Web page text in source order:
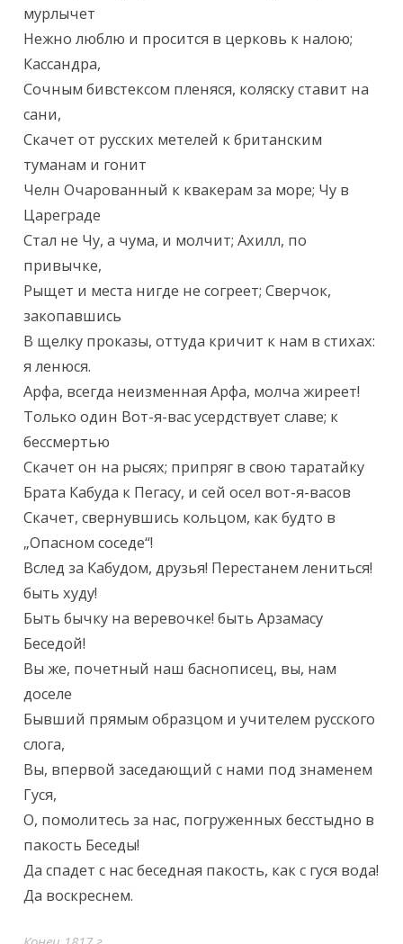
мурлычет
Нежно люблю и просится в церковь к налою;
Кассандра,
Сочным бивстексом пленяся, коляску ставит на
сани,
Скачет от русских метелей к британским
туманам и гонит
Челн Очарованный к квакерам за море; Чу в
Цареграде
Стал не Чу, а чума, и молчит; Ахилл, по
привычке,
Рыщет и места нигде не согреет; Сверчок,
закопавшись
В щелку проказы, оттуда кричит к нам в стихах:
я ленюся.
Арфа, всегда неизменная Арфа, молча жиреет!
Только один Вот-я-вас усердствует славе; к
бессмертью
Скачет он на рысях; припряг в свою таратайку
Брата Кабуда к Пегасу, и сей осел вот-я-васов
Скачет, свернувшись кольцом, как будто в
„Опасном соседе“!
Вслед за Кабудом, друзья! Перестанем лениться!
быть худу!
Быть бычку на веревочке! быть Арзамасу
Беседой!
Вы же, почетный наш баснописец, вы, нам
доселе
Бывший прямым образцом и учителем русского
слога,
Вы, впервой заседающий с нами под знаменем
Гуся,
О, помолитесь за нас, погруженных бесстыдно в
пакость Беседы!
Да спадет с нас беседная пакость, как с гуся вода!
Да воскреснем.